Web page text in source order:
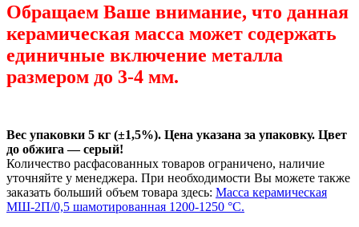
Обращаем Ваше внимание, что данная
керамическая масса может содержать
единичные включение металла
размером до 3-4 мм.
Вес упаковки 5 кг (±1,5%). Цена указана за упаковку. Цвет
до обжига — серый!
Количество расфасованных товаров ограничено, наличие
уточняйте у менеджера. При необходимости Вы можете также
заказать больший объем товара здесь: Масса керамическая
МШ-2П/0,5 шамотированная 1200-1250 °С.